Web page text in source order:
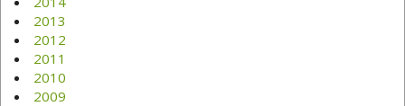
2013
2012
2011
2010
2009